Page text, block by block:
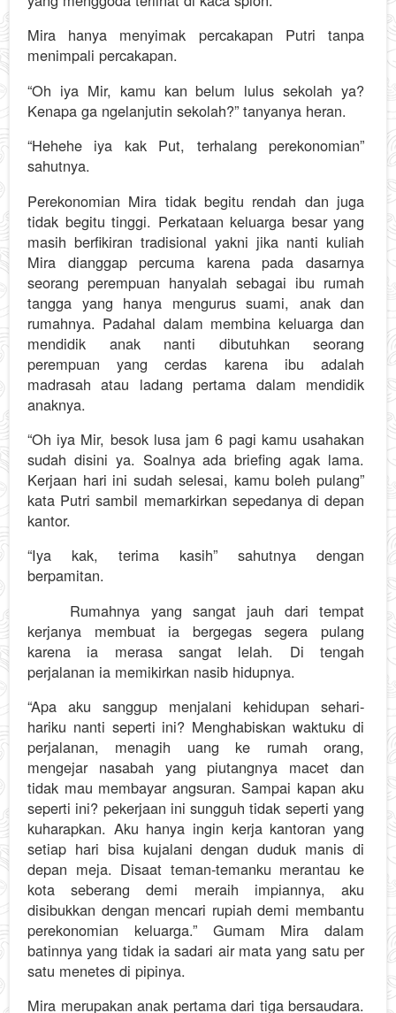
Mira hanya menyimak percakapan Putri tanpa
menimpali percakapan.
“Oh iya Mir, kamu kan belum lulus sekolah ya?
Kenapa ga ngelanjutin sekolah?” tanyanya heran.
“Hehehe iya kak Put, terhalang perekonomian”
sahutnya.
Perekonomian Mira tidak begitu rendah dan juga
tidak begitu tinggi. Perkataan keluarga besar yang
masih berfikiran tradisional yakni jika nanti kuliah
Mira dianggap percuma karena pada dasarnya
seorang perempuan hanyalah sebagai ibu rumah
tangga yang hanya mengurus suami, anak dan
rumahnya. Padahal dalam membina keluarga dan
mendidik anak nanti dibutuhkan seorang
perempuan yang cerdas karena ibu adalah
madrasah atau ladang pertama dalam mendidik
anaknya.
“Oh iya Mir, besok lusa jam 6 pagi kamu usahakan
sudah disini ya. Soalnya ada briefing agak lama.
Kerjaan hari ini sudah selesai, kamu boleh pulang”
kata Putri sambil memarkirkan sepedanya di depan
kantor.
“Iya kak, terima kasih” sahutnya dengan
berpamitan.
Rumahnya yang sangat jauh dari tempat
kerjanya membuat ia bergegas segera pulang
karena ia merasa sangat lelah. Di tengah
perjalanan ia memikirkan nasib hidupnya.
“Apa aku sanggup menjalani kehidupan sehari-
hariku nanti seperti ini? Menghabiskan waktuku di
perjalanan, menagih uang ke rumah orang,
mengejar nasabah yang piutangnya macet dan
tidak mau membayar angsuran. Sampai kapan aku
seperti ini? pekerjaan ini sungguh tidak seperti yang
kuharapkan. Aku hanya ingin kerja kantoran yang
setiap hari bisa kujalani dengan duduk manis di
depan meja. Disaat teman-temanku merantau ke
kota seberang demi meraih impiannya, aku
disibukkan dengan mencari rupiah demi membantu
perekonomian keluarga.” Gumam Mira dalam
batinnya yang tidak ia sadari air mata yang satu per
satu menetes di pipinya.
Mira merupakan anak pertama dari tiga bersaudara.